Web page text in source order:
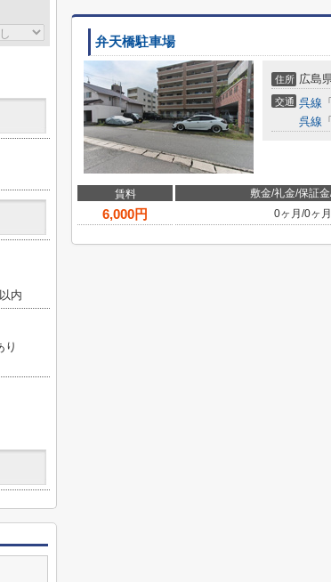
弁天橋駐車場
住所 広島
交通 呉線 「
呉線 「
賃料 敷金/礼金/保証金
6,000円 0ヶ月 /0ヶ月
内
り